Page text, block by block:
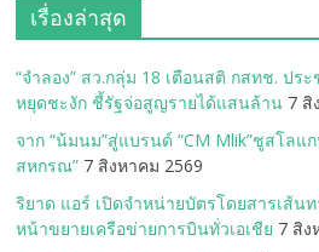
เรื่องล่าสุด
“จำลอง” สว.กลุ่ม 18 เตือนสติ กสทช. ป
หยุดชะงัก ชี้รัฐจ่อสูญรายได้แสนล้าน 7 สิ
จาก “น้มนม”สู่แบรนด์ “CM Mlik”ชูสโล
สหกรณ” 7 สิงหาคม 2569
ริยาด แอร์ เปิดจำหน่ายบัตรโดยสารเส้น
หน้าขยายเครือข่ายการบินทั่วเอเชีย 7 สิง